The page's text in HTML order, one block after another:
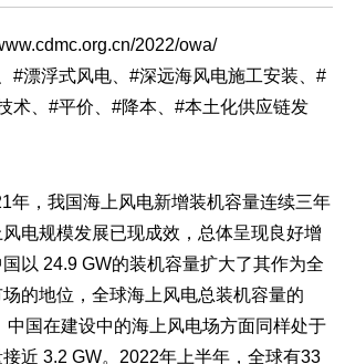
节能减排 绿色产业 污染防治
2022/owa/
浮式风电、#深远海风电施工安装、#
术、#平价、#降本、#本土化供应链发
，我国海上风电新增装机容量连续三年
电规模发展已现成效，总体呈现良好增
以 24.9 GW的装机容量扩大了其作为全
的地位，全球海上风电总装机容量的
中国在建设中的海上风电场方面同样处于
近 3.2 GW。2022年上半年，全球有33